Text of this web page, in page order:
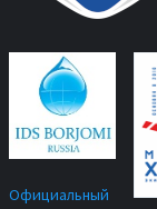
Официальный